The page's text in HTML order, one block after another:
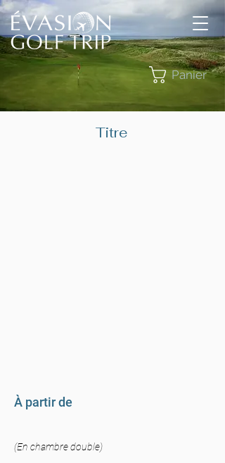
Panier
Titre
À partir de
(En chambre double)